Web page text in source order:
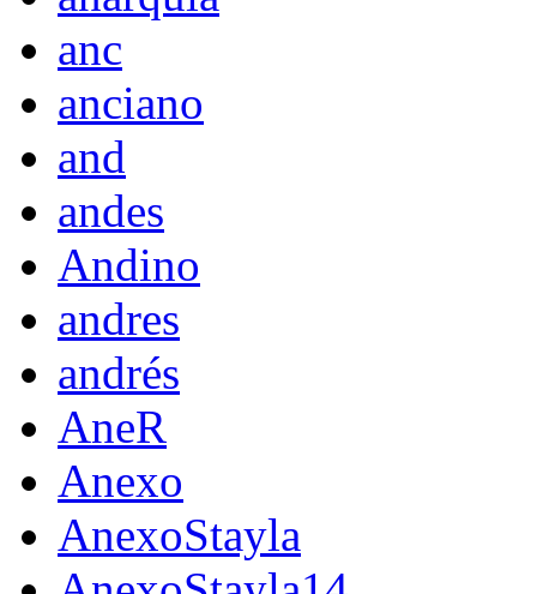
anc
anciano
and
andes
Andino
andres
andrés
AneR
Anexo
AnexoStayla